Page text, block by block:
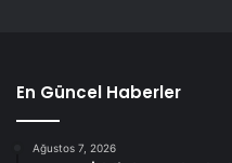
En Güncel Haberler
Ağustos 7, 2026